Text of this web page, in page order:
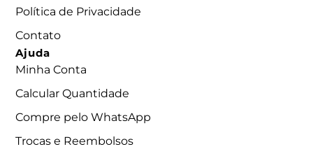
Política de Privacidade
Contato
Ajuda
Minha Conta
Calcular Quantidade
Compre pelo WhatsApp
Trocas e Reembolsos